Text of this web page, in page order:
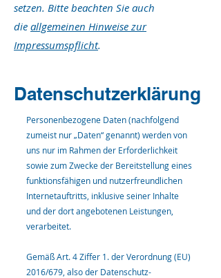
setzen. Bitte beachten Sie auch
die allgemeinen Hinweise zur
Impressumspflicht.
Datenschutzerklärung
Personenbezogene Daten (nachfolgend
zumeist nur „Daten“ genannt) werden von
uns nur im Rahmen der Erforderlichkeit
sowie zum Zwecke der Bereitstellung eines
funktionsfähigen und nutzerfreundlichen
Internetauftritts, inklusive seiner Inhalte
und der dort angebotenen Leistungen,
verarbeitet.
Gemäß Art. 4 Ziffer 1. der Verordnung (EU)
2016/679, also der Datenschutz-